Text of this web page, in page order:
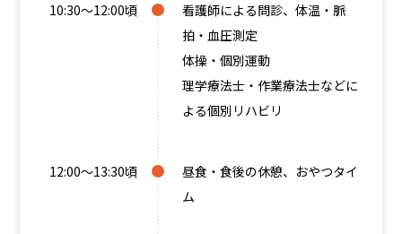
10:30～12:00頃
看護師による問診、体温・脈
拍・血圧測定
体操・個別運動
理学療法士・作業療法士などに
よる個別リハビリ
12:00～13:30頃
昼食・食後の休憩、おやつタイ
ム